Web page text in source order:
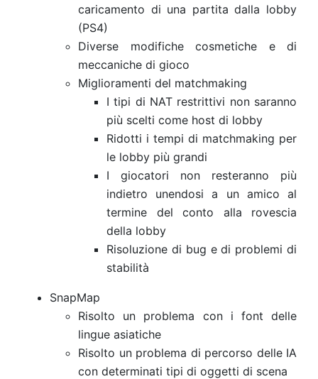
caricamento di una partita dalla lobby
(PS4)
Diverse modifiche cosmetiche e di
meccaniche di gioco
Miglioramenti del matchmaking
I tipi di NAT restrittivi non saranno
più scelti come host di lobby
Ridotti i tempi di matchmaking per
le lobby più grandi
I giocatori non resteranno più
indietro unendosi a un amico al
termine del conto alla rovescia
della lobby
Risoluzione di bug e di problemi di
stabilità
SnapMap
Risolto un problema con i font delle
lingue asiatiche
Risolto un problema di percorso delle IA
con determinati tipi di oggetti di scena